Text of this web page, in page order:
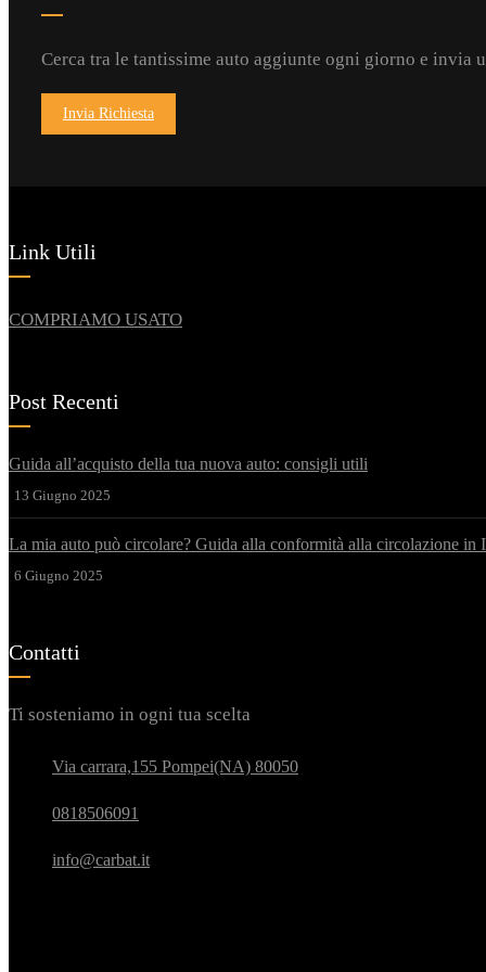
Cerca tra le tantissime auto aggiunte ogni giorno e invia
Invia Richiesta
Link Utili
COMPRIAMO USATO
Post Recenti
Guida all’acquisto della tua nuova auto: consigli utili
13 Giugno 2025
La mia auto può circolare? Guida alla conformità alla circolazione in
6 Giugno 2025
Contatti
Ti sosteniamo in ogni tua scelta
Via carrara,155 Pompei(NA) 80050
0818506091
info@carbat.it